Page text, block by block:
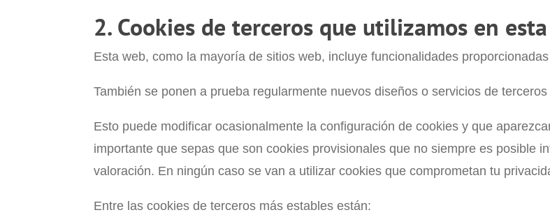
2. Cookies de terceros que utilizamos en
Esta web, como la mayoría de sitios web, incluye funcionalidades
También se ponen a prueba regularmente nuevos diseños o servicios de
Esto puede modificar ocasionalmente la configuración de cookies y que
importante que sepas que son cookies provisionales que no siempre es posible
valoración. En ningún caso se van a utilizar cookies que comprometan tu
Entre las cookies de terceros más estables están: